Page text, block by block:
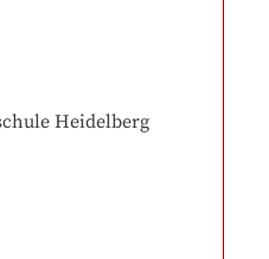
Heidelberg